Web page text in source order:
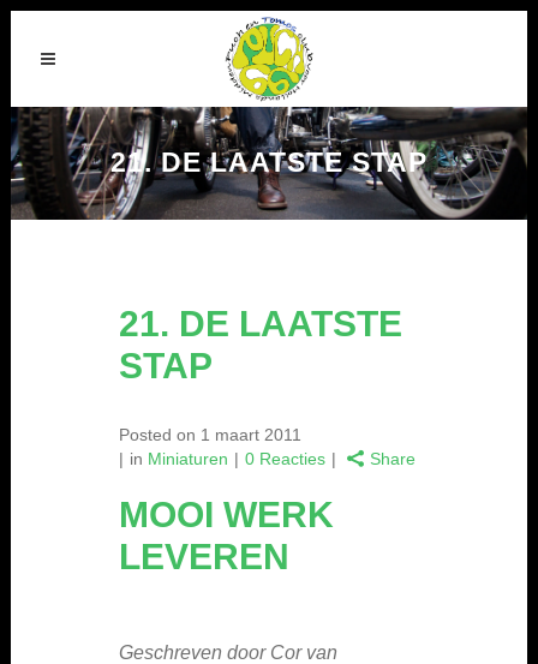
21. DE LAATSTE STAP
21. DE LAATSTE
STAP
Posted on 1 maart 2011
in Miniaturen 0 Reacties Share
MOOI WERK
LEVEREN
Geschreven door Cor van